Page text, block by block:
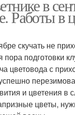
в
Работы в
скучать не
пора подготовки
цветовода с
и цветения в
цветы,